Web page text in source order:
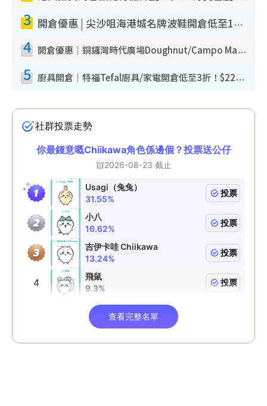
3 開倉優惠 | 尖沙咀海港城名牌波鞋開倉低至1折！On鞋$899起／Joy&Peace鞋履$98起
4 開倉優惠｜銅鑼灣時代廣場Doughnut/Campo Marzio開倉低至1折！背囊、書包、手袋劈價$200起
5 廚具開倉｜特福Tefal廚具/家電開倉低至3折！$220起買平底鍋/炒鑊/湯煲！電飯煲/吸塵機/燙斗$418起